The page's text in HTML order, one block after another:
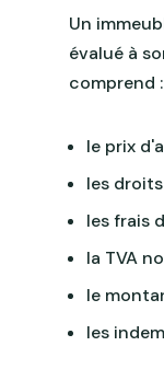
Un
évalué à
comprend :
le prix
les
les frais
la TVA
le
les